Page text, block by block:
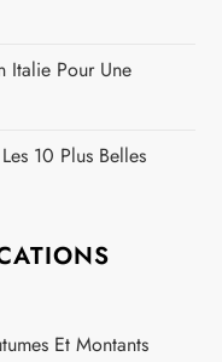
Italie Pour Une
10 Plus Belles
Et Montants